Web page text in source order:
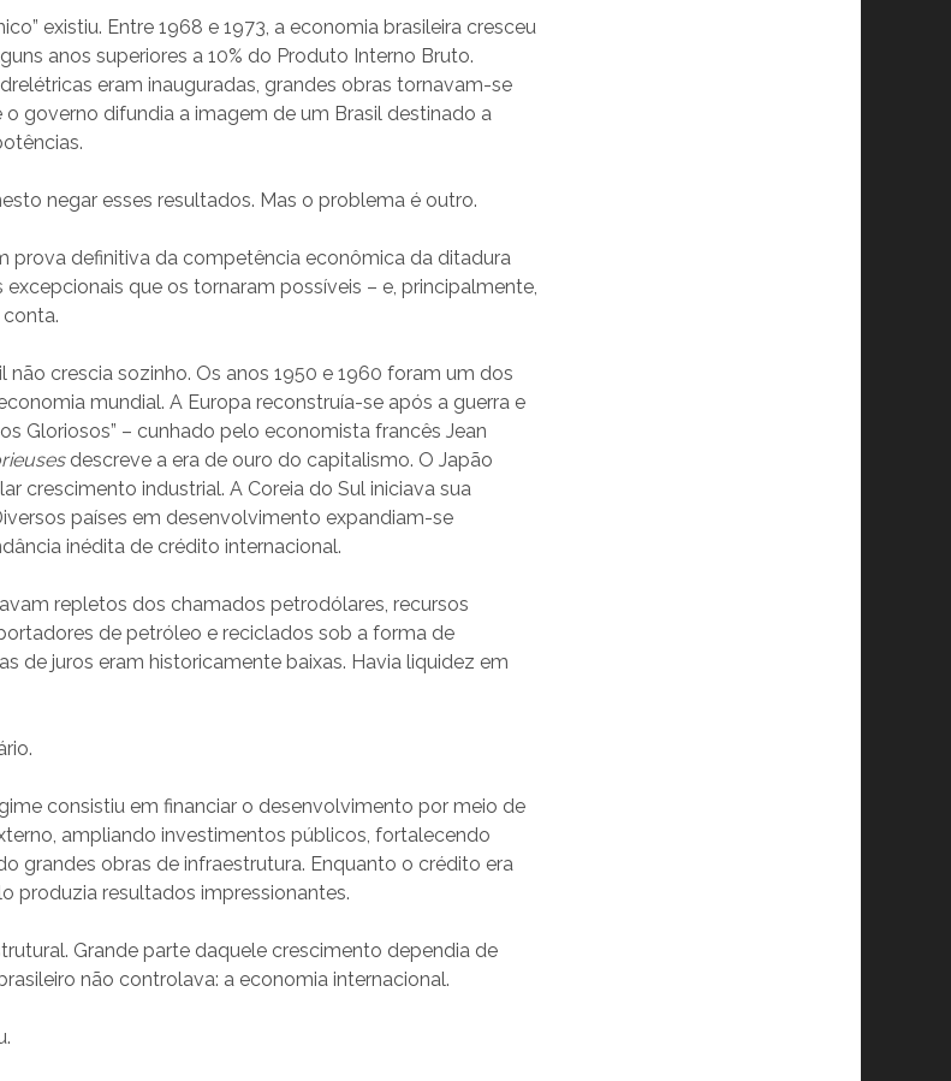
existiu. Entre 1968 e 1973, a economia brasileira cresceu
anos superiores a 10% do Produto Interno Bruto.
eram inauguradas, grandes obras tornavam-se
governo difundia a imagem de um Brasil destinado a
negar esses resultados. Mas o problema é outro.
prova definitiva da competência econômica da ditadura
que os tornaram possíveis – e, principalmente,
não crescia sozinho. Os anos 1950 e 1960 foram um dos
mundial. A Europa reconstruía-se após a guerra e
Gloriosos” – cunhado pelo economista francês Jean
descreve a era de ouro do capitalismo. O Japão
crescimento industrial. A Coreia do Sul iniciava sua
países em desenvolvimento expandiam-se
inédita de crédito internacional.
repletos dos chamados petrodólares, recursos
de petróleo e reciclados sob a forma de
de juros eram historicamente baixas. Havia liquidez em
consistiu em financiar o desenvolvimento por meio de
ampliando investimentos públicos, fortalecendo
grandes obras de infraestrutura. Enquanto o crédito era
produzia resultados impressionantes.
Grande parte daquele crescimento dependia de
não controlava: a economia internacional.